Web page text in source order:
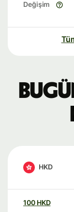
Değişim
HKD
100 HKD